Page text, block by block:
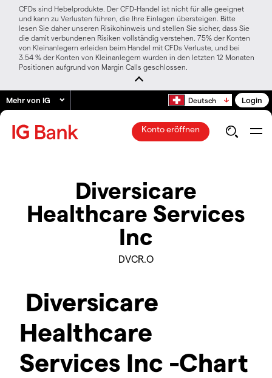
CFDs sind Hebelprodukte. Der CFD-Handel ist nicht für alle geeignet
und kann zu Verlusten führen, die Ihre Einlagen übersteigen. Bitte
lesen Sie daher unseren Risikohinweis und stellen Sie sicher, dass Sie
die damit verbundenen Risiken vollständig verstehen. 75% der Konten
von Kleinanlegern erleiden beim Handel mit CFDs Verluste, und bei
3.54 % der Konten von Kleinanlegern wurden in den letzten 12 Monaten
Positionen aufgrund von Margin Calls geschlossen.
Mehr von IG Deutsch Login
Konto eröffnen
Diversicare
Healthcare Services
Inc
DVCR.O
Diversicare
Healthcare
Services Inc -Chart